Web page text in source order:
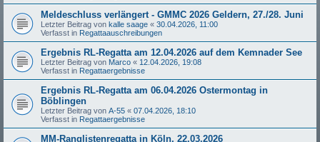
Meldeschluss verlängert - GMMC 2026 Geldern, 27./28. Juni
Letzter Beitrag von kalle saage « 30.04.2026, 11:00
Verfasst in Regattaauschreibungen
Ergebnis RL-Regatta am 12.04.2026 auf dem Kemnader See
Letzter Beitrag von Marco « 12.04.2026, 19:08
Verfasst in Regattaergebnisse
Ergebnis RL-Regatta am 06.04.2026 Ostermontag in
Böblingen
Letzter Beitrag von A-55 « 07.04.2026, 18:10
Verfasst in Regattaergebnisse
MM-Ranglistenregatta in Köln, 22.03.2026